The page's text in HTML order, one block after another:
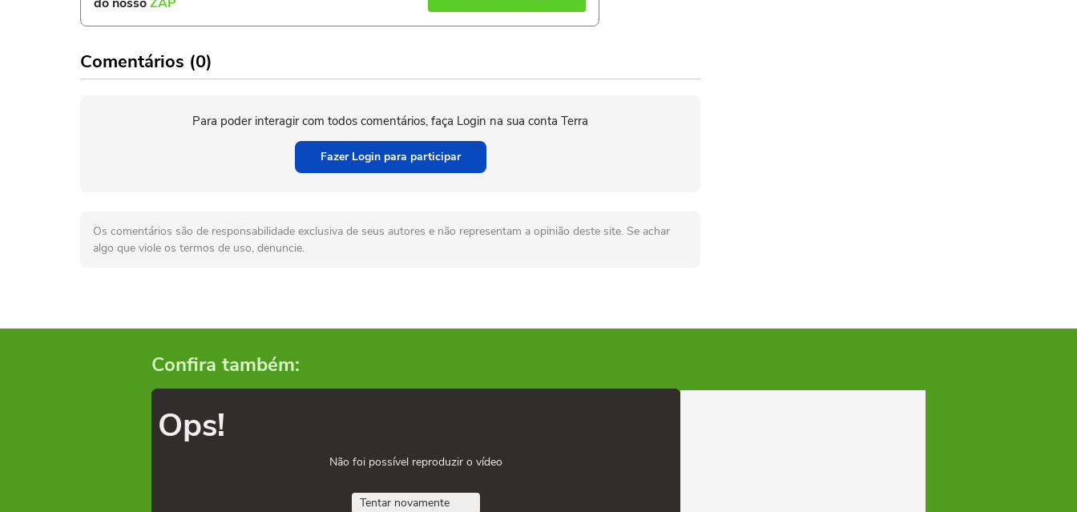
Comentários (0)
Para poder interagir com todos comentários, faça Login na sua conta Terra
Fazer Login para participar
Os comentários são de responsabilidade exclusiva de seus autores e não representam a opinião deste site. Se achar
algo que viole os termos de uso, denuncie.
Confira também:
Ops!
Não foi possível reproduzir o vídeo
Tentar novamente